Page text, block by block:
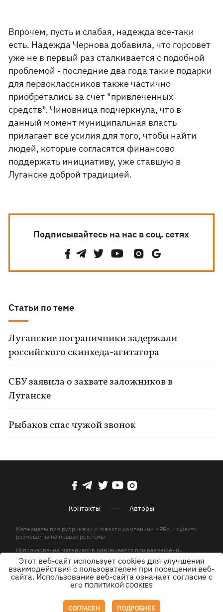
Впрочем, пусть и слабая, надежда все-таки
есть. Надежда Чернова добавила, что горсовет
уже не в первый раз сталкивается с подобной
проблемой - последние два года такие подарки
для первоклассников также частично
приобретались за счет "привлеченных
средств". Чиновница подчеркнула, что в
данный момент муниципальная власть
прилагает все усилия для того, чтобы найти
людей, которые согласятся финансово
поддержать инициативу, уже ставшую в
Луганске доброй традицией.
Подписывайтесь на нас в соц. сетях
Статьи по теме
Луганские пограничники задержали
российского скинхеда-агитатора
СБУ заявила о захвате заложников в
Луганске
Рыбаков спас чужой звонок
Контакты Авторы
Материалы под рубриками «Новости компании», «PR» и «Факт»
размещены на правах рекламы
Использование материалов разрешается при размещении
активной гиперссылки на KP.UA в первом абзаце.
© ООО «ЮЛАВ МЕДИА»,2026. Все права защищены.
Этот веб-сайт использует cookies для улучшения
взаимодействия с пользователем при посещении веб-
сайта. Использование веб-сайта означает согласие с
его ПОЛИТИКОЙ COOKIES
СОГЛАСЕН ПОДРОБНЕЕ